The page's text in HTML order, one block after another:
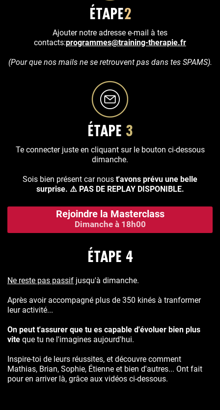
ÉTAPE2
Ajouter notre adresse e-mail à tes
contacts:programmes@training-therapie.fr
(Pour que nos mails ne se retrouvent pas dans tes SPAMS).
ÉTAPE 3
Te connecter juste en cliquant sur le bouton ci-dessous
dimanche.
Sois bien présent car nous t'avons prévu une belle
surprise. ⚠️ PAS DE REPLAY DISPONIBLE.
Rejoindre la Masterclass
Dimanche à 18h00
ÉTAPE 4
Ne reste pas passif jusqu'à dimanche.
Après avoir accompagné plus de 350 kinés à tranformer
leur activité...
On peut t'assurer que tu es capable d'évoluer bien plus
vite que tu ne l'imagines aujourd'hui.
Inspire-toi de leurs réussites, et découvre comment
Mathias, Brian, Sophie, Étienne et bien d'autres... Ont fait
pour en arriver là, grâce aux vidéos ci-dessous.